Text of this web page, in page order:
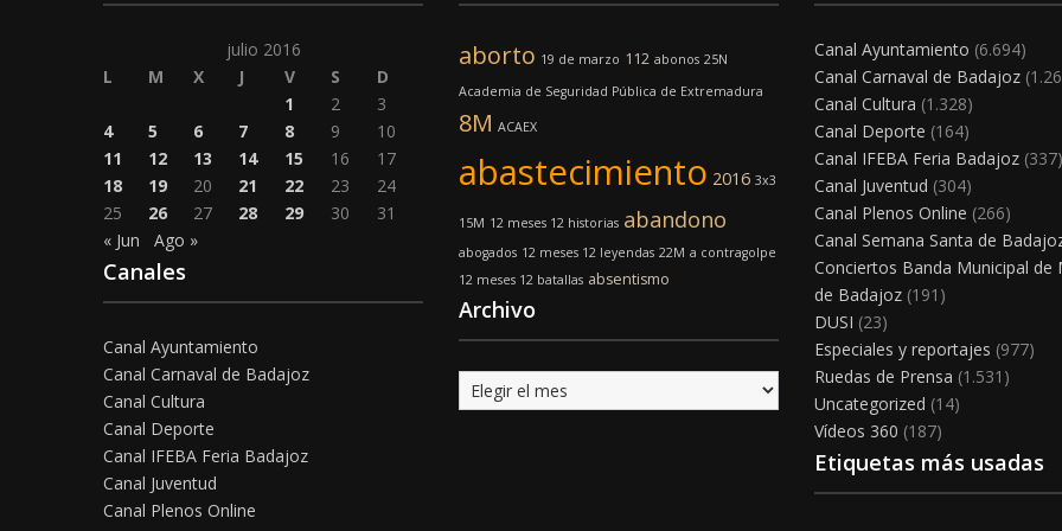
julio 2016
L
M X J V S
D
1
2
3
4
5 6 7 8 9
10
11
12 13 14 15 16
17
18
19 20 21 22 23
24
25
26 27 28 29 30
31
« Jun
Ago »
Canales
Canal Ayuntamiento
Canal Carnaval de Badajoz
Canal Cultura
Canal Deporte
Canal IFEBA Feria Badajoz
Canal Juventud
Canal Plenos Online
aborto 19 de marzo 112 abonos 25N
Academia de Seguridad Pública de Extremadura
8M ACAEX
abastecimiento 2016 3x3
15M 12 meses 12 historias abandono
abogados 12 meses 12 leyendas 22M a contragolpe
12 meses 12 batallas absentismo
Archivo
Archivo
Canal Ayuntamiento (6.694)
Canal Carnaval de Badajoz
Canal Cultura (1.328)
Canal Deporte (164)
Canal IFEBA Feria Badajoz (337)
Canal Juventud (304)
Canal Plenos Online (266)
Canal Semana Santa de
Conciertos Banda Municipal de
de Badajoz (191)
DUSI (23)
Especiales y reportajes (977)
Ruedas de Prensa (1.531)
Uncategorized (14)
Vídeos 360 (187)
Etiquetas más usadas